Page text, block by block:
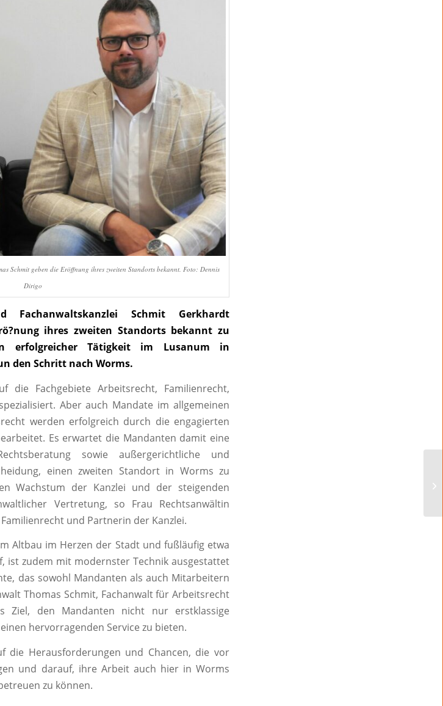
Schmit geben die Eröffnung ihres zweiten Standorts bekannt. Foto: Dennis
Dirigo
Fachanwaltskanzlei Schmit Gerkhardt
ihres zweiten Standorts bekannt zu
erfolgreicher Tätigkeit im Lusanum in
den Schritt nach Worms.
die Fachgebiete Arbeitsrecht, Familienrecht,
Aber auch Mandate im allgemeinen
werden erfolgreich durch die engagierten
Es erwartet die Mandanten damit eine
sowie außergerichtliche und
einen zweiten Standort in Worms zu
Wachstum der Kanzlei und der steigenden
Vertretung, so Frau Rechtsanwältin
und Partnerin der Kanzlei.
Altbau im Herzen der Stadt und fußläufig etwa
ist zudem mit modernster Technik ausgestattet
das sowohl Mandanten als auch Mitarbeitern
Thomas Schmit, Fachanwalt für Arbeitsrecht
Ziel, den Mandanten nicht nur erstklassige
hervorragenden Service zu bieten.
die Herausforderungen und Chancen, die vor
und darauf, ihre Arbeit auch hier in Worms
zu können.